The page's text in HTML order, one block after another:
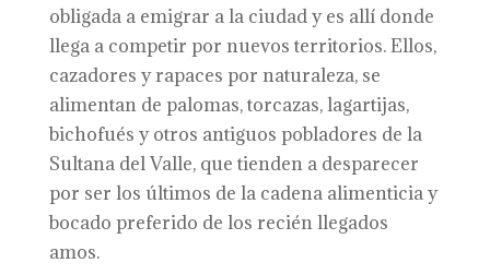
obligada a emigrar a la ciudad y es allí donde
llega a competir por nuevos territorios. Ellos,
cazadores y rapaces por naturaleza, se
alimentan de palomas, torcazas, lagartijas,
bichofués y otros antiguos pobladores de la
Sultana del Valle, que tienden a desparecer
por ser los últimos de la cadena alimenticia y
bocado preferido de los recién llegados
amos.